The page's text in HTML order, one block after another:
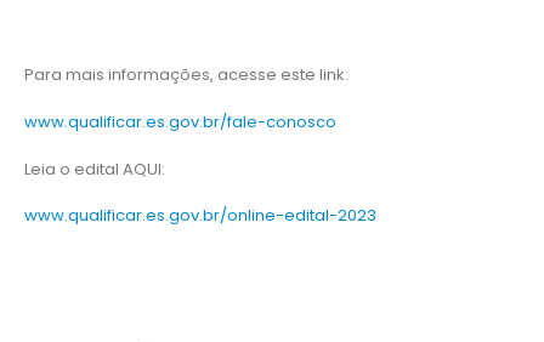
Para mais informações, acesse este link:
www.qualificar.es.gov.br/fale-conosco
Leia o edital AQUI:
www.qualificar.es.gov.br/online-edital-2023